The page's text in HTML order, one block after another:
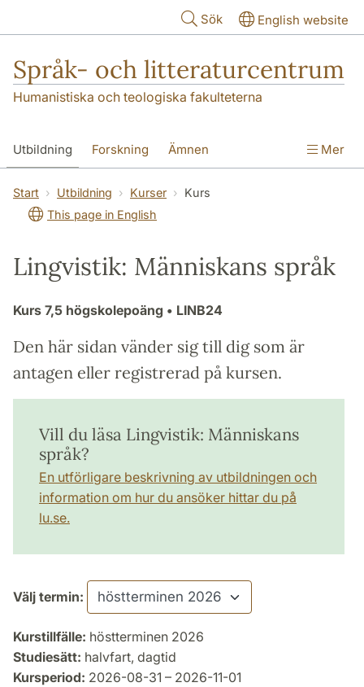
Sök English website
Språk- och litteraturcentrum
Humanistiska och teologiska fakulteterna
Utbildning Forskning Ämnen
SOL-husen Kontakt Institutionen
översättning till svenska
Mer
Start Utbildning Kurser
Kurs
This page in English
Lingvistik: Människans språk
Kurs 7,5 högskolepoäng • LINB24
Den här sidan vänder sig till dig som är
antagen eller registrerad på kursen.
Vill du läsa Lingvistik: Människans
språk?
En utförligare beskrivning av utbildningen och
information om hur du ansöker hittar du på
lu.se.
Välj termin:
Kurstillfälle: höstterminen 2026
Studiesätt: halvfart, dagtid
Kursperiod: 2026-08-31 – 2026-11-01